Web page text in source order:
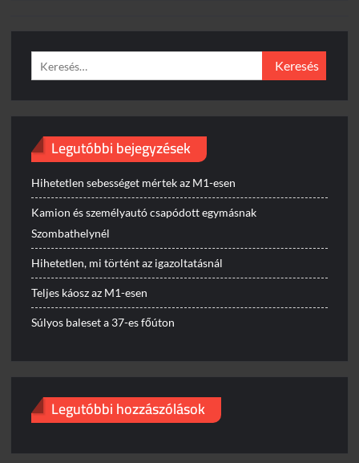
Keresés:
Legutóbbi bejegyzések
Hihetetlen sebességet mértek az M1-esen
Kamion és személyautó csapódott egymásnak
Szombathelynél
Hihetetlen, mi történt az igazoltatásnál
Teljes káosz az M1-esen
Súlyos baleset a 37-es főúton
Legutóbbi hozzászólások